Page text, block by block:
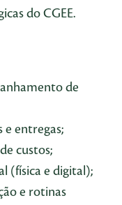
do CGEE.
de
entregas;
custos;
(física e digital);
e rotinas